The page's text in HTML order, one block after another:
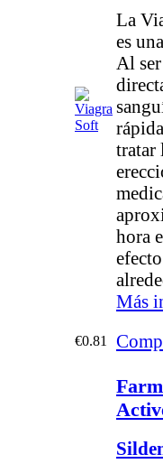
La
es
Al
tratar
hora
Más
€0.81